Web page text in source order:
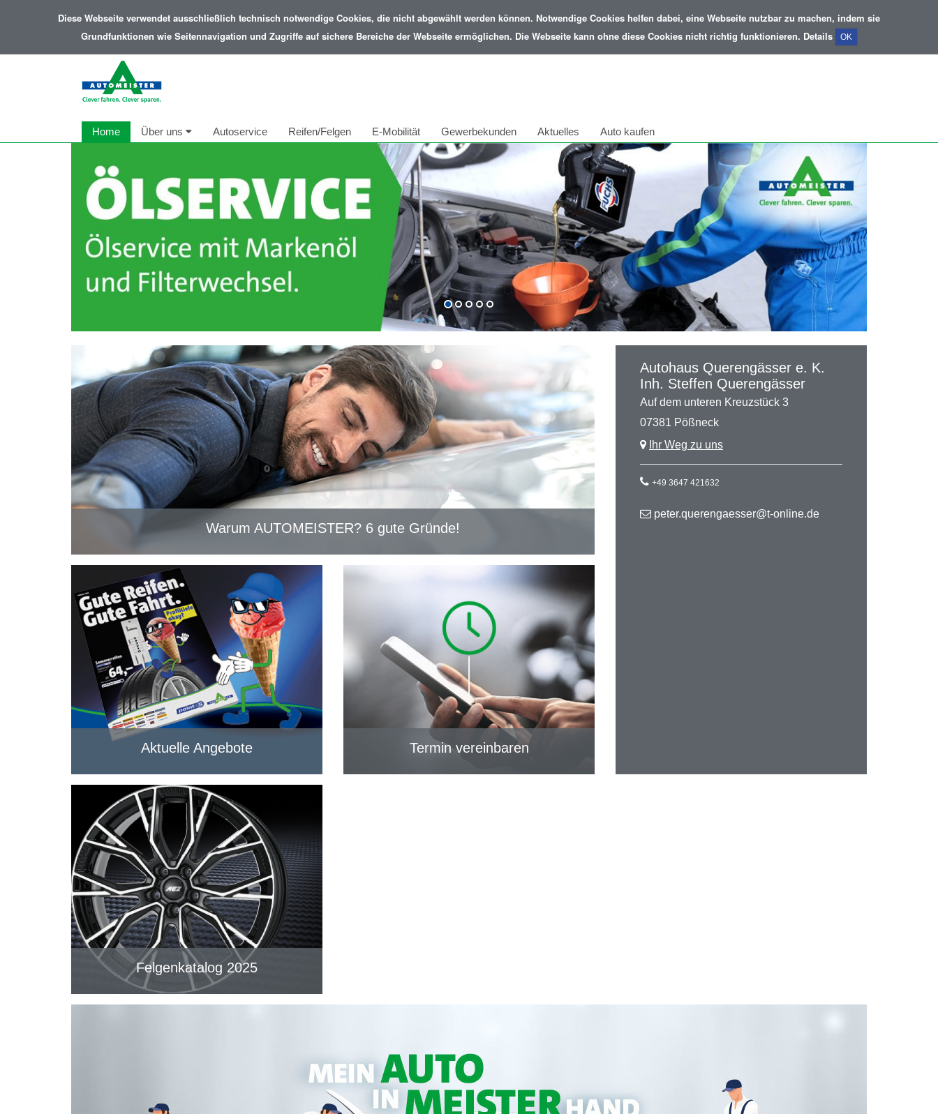
Diese Webseite verwendet ausschließlich technisch notwendige Cookies, die nicht abgewählt werden können. Notwendige Cookies helfen dabei, eine Webseite nutzbar zu machen, indem sie
Grundfunktionen wie Seitennavigation und Zugriffe auf sichere Bereiche der Webseite ermöglichen. Die Webseite kann ohne diese Cookies nicht richtig funktionieren. Details OK
Home Über uns Autoservice Reifen/Felgen E-Mobilität Gewerbekunden Aktuelles Auto kaufen
Autohaus Querengässer e. K.
Inh. Steffen Querengässer
Auf dem unteren Kreuzstück 3
07381 Pößneck
Ihr Weg zu uns
+49 3647 421632
peter.querengaesser@t-online.de
Warum AUTOMEISTER? 6 gute Gründe!
Aktuelle Angebote Termin vereinbaren
Felgenkatalog 2025